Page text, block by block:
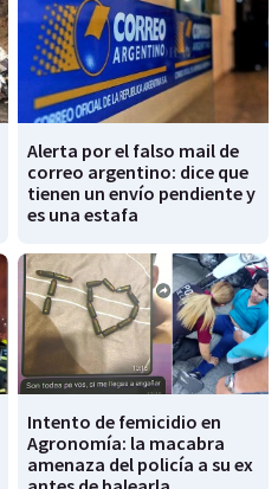
Alerta por el falso mail de
correo argentino: dice que
tienen un envío pendiente y
es una estafa
Intento de femicidio en
Agronomía: la macabra
amenaza del policía a su ex